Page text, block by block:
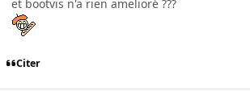
et bootvis n'a rien amelioré ???
Citer